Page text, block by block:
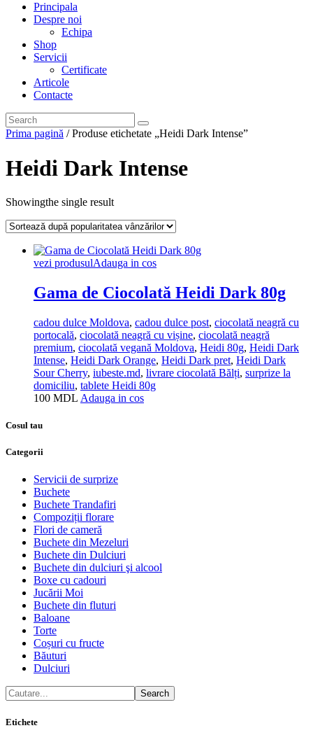
Principala
Despre noi
Echipa
Shop
Servicii
Certificate
Articole
Contacte
Prima pagină / Produse etichetate „Heidi Dark Intense”
Heidi Dark Intense
Showingthe single result
vezi produsulAdauga in cos
Gama de Ciocolată Heidi Dark 80g
cadou dulce Moldova, cadou dulce post, ciocolată neagră cu
portocală, ciocolată neagră cu vișine, ciocolată neagră
premium, ciocolată vegană Moldova, Heidi 80g, Heidi Dark
Intense, Heidi Dark Orange, Heidi Dark pret, Heidi Dark
Sour Cherry, iubeste.md, livrare ciocolată Bălți, surprize la
domiciliu, tablete Heidi 80g
100 MDL Adauga in cos
Cosul tau
Categorii
Servicii de surprize
Buchete
Buchete Trandafiri
Compoziții florare
Flori de cameră
Buchete din Mezeluri
Buchete din Dulciuri
Buchete din dulciuri şi alcool
Boxe cu cadouri
Jucării Moi
Buchete din fluturi
Baloane
Torte
Coșuri cu fructe
Băuturi
Dulciuri
Search
Etichete